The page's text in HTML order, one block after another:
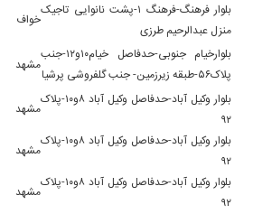
بلوار فرهنگ-فرهنگ ۱-پشت نانوایی تاجیک
منزل عبدالرحیم طرزی
خواف
بلوارخیام جنوبی-حدفاصل خیام۱۰و۱۲-جنب
پلاک۵۶-طبقه زیرزمین- جنب گلفروشی پرشیا
مشهد
بلوار وکیل آباد-حدفاصل وکیل آباد ۸و۱۰-پلاک
۹۲
مشهد
بلوار وکیل آباد-حدفاصل وکیل آباد ۸و۱۰-پلاک
۹۲
مشهد
بلوار وکیل آباد-حدفاصل وکیل آباد ۸و۱۰-پلاک
۹۲
مشهد